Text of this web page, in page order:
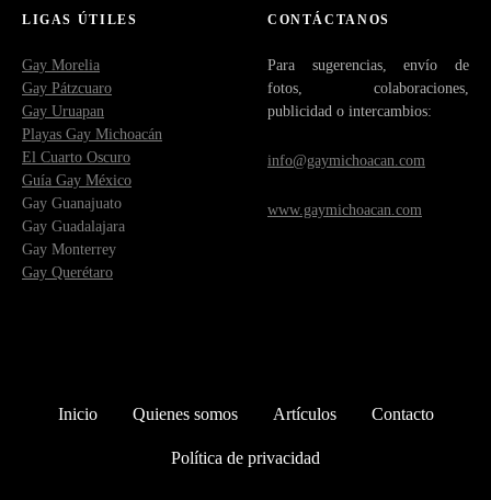
LIGAS ÚTILES
Gay Morelia
Gay Pátzcuaro
Gay Uruapan
Playas Gay Michoacán
El Cuarto Oscuro
Guía Gay México
Gay Guanajuato
Gay Guadalajara
Gay Monterrey
Gay Querétaro
CONTÁCTANOS
Para sugerencias, envío de
fotos, colaboraciones,
publicidad o intercambios:
info@gaymichoacan.com
www.gaymichoacan.com
Inicio Quienes somos Artículos Contacto
Política de privacidad